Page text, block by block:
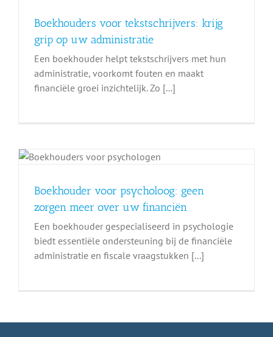
Boekhouders voor tekstschrijvers: krijg
grip op uw administratie
Een boekhouder helpt tekstschrijvers met hun
administratie, voorkomt fouten en maakt
financiële groei inzichtelijk. Zo [...]
Boekhouder voor psycholoog: geen
zorgen meer over uw financiën
Een boekhouder gespecialiseerd in psychologie
biedt essentiële ondersteuning bij de financiële
administratie en fiscale vraagstukken [...]